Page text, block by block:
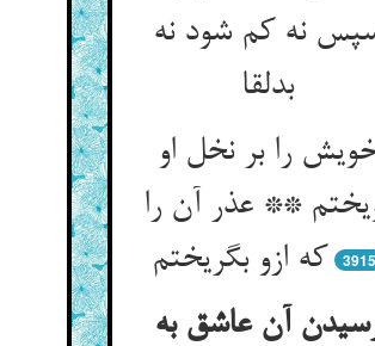
نه کم شود نه
بدلقا
را بر نخل او
** عذر آن را
که ازو بگریختم
3915
آن عاشق به